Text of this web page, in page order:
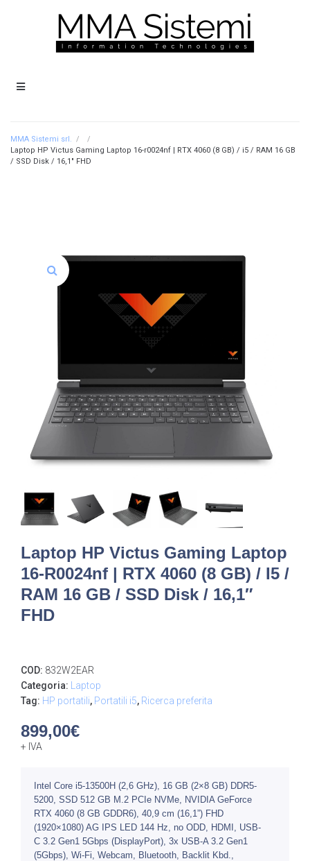
MMA Sistemi srl. /
/
Laptop HP Victus Gaming Laptop 16-r0024nf | RTX 4060 (8 GB) / i5 / RAM 16 GB
/ SSD Disk / 16,1″ FHD
Laptop HP Victus Gaming Laptop
16-R0024nf | RTX 4060 (8 GB) / I5 /
RAM 16 GB / SSD Disk / 16,1″
FHD
COD: 832W2EAR
Categoria: Laptop
Tag: HP portatili, Portatili i5, Ricerca preferita
899,00€
+ IVA
Intel Core i5-13500H (2,6 GHz), 16 GB (2×8 GB) DDR5-
5200, SSD 512 GB M.2 PCIe NVMe, NVIDIA GeForce
RTX 4060 (8 GB GDDR6), 40,9 cm (16,1”) FHD
(1920×1080) AG IPS LED 144 Hz, no ODD, HDMI, USB-
C 3.2 Gen1 5Gbps (DisplayPort), 3x USB-A 3.2 Gen1
(5Gbps), Wi-Fi, Webcam, Bluetooth, Backlit Kbd.,